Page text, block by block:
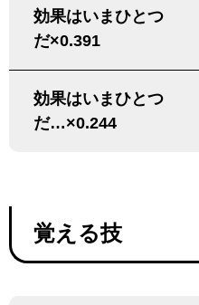
効果はいまひとつ
だ×0.391
効果はいまひとつ
だ…×0.244
覚える技